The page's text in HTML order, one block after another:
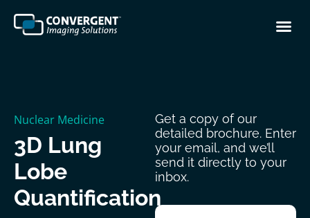
Nuclear Medicine
3D Lung
Lobe
Quantification
Get a copy of our
detailed brochure. Enter
your email, and we’ll
send it directly to your
inbox.
Email